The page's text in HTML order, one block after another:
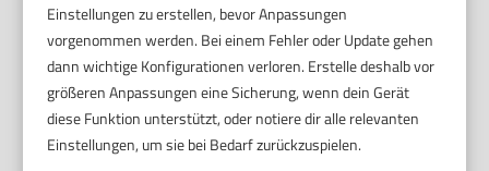
Einstellungen zu erstellen, bevor Anpassungen
vorgenommen werden. Bei einem Fehler oder Update gehen
dann wichtige Konfigurationen verloren. Erstelle deshalb vor
größeren Anpassungen eine Sicherung, wenn dein Gerät
diese Funktion unterstützt, oder notiere dir alle relevanten
Einstellungen, um sie bei Bedarf zurückzuspielen.